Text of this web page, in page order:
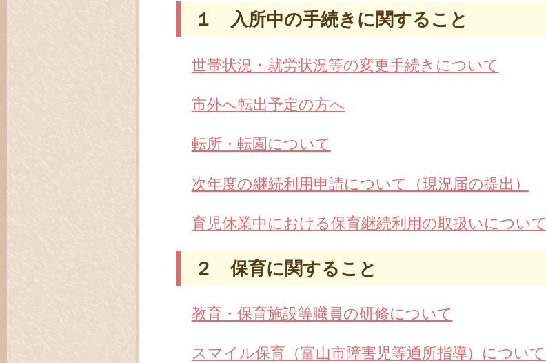
１ 入所中の手続きに関すること
世帯状況・就労状況等の変更手続きについて
市外へ転出予定の方へ
転所・転園について
次年度の継続利用申請について（現況届の提出）
育児休業中における保育継続利用の取扱いについて
２ 保育に関すること
教育・保育施設等職員の研修について
スマイル保育（富山市障害児等通所指導）について